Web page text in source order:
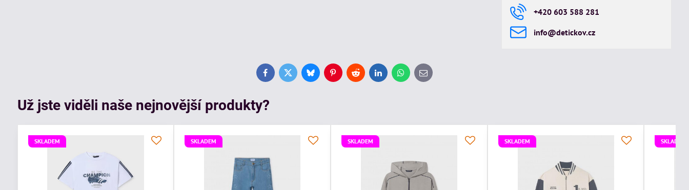
+420 603 588 281
info​@detickov​.cz
FacebookTwitterBlueskyPinterestRedditLinkedInWhatsApp
E-
mail
Už jste viděli naše nejnovější produkty?
SKLADEM SKLADEM SKLADEM SKLADEM SKLADEM